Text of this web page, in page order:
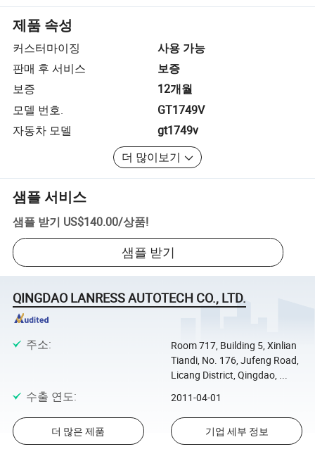
제품 속성
커스터마이징
사용 가능
판매 후 서비스
보증
보증
12개월
모델 번호.
GT1749V
자동차 모델
gt1749v
더 많이보기
샘플 서비스
샘플 받기 US$140.00/상품!
샘플 받기
QINGDAO LANRESS AUTOTECH CO., LTD.
주소:
Room 717, Building 5, Xinlian
Tiandi, No. 176, Jufeng Road,
Licang District, Qingdao, ...
수출 연도: 2011-04-01
더 많은 제품 기업 세부 정보